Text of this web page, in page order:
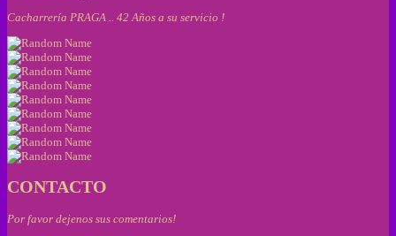
Cacharrería PRAGA .. 42 Años a su servicio !
CONTACTO
Por favor dejenos sus comentarios!